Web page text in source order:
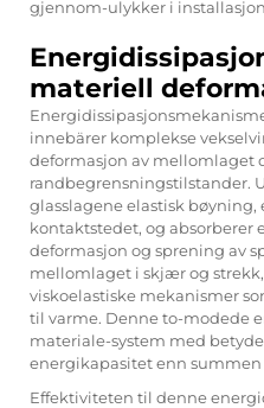
gjennom-ulykker i
materiell
innebärer komplekse
deformasjon av mellomlaget
randbegrensningstilstander.
glasslagene elastisk
kontaktstedet, og
deformasjon og sprening av
mellomlaget i skjær og
viskoelastiske mekanismer
til varme. Denne to-modede
materiale-system med
energikapasitet enn
Effektiviteten til denne